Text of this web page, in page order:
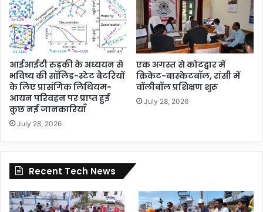
आईआईटी रुड़की के अध्ययन से
भविष्य की सॉलिड-स्टेट बैटरियों
के लिए प्रासंगिक लिथियम-
आयन परिवहन पर प्राप्त हुई
कुछ नई जानकारियाँ
July 28, 2026
एक अगस्त से कोटद्वार में
क्रिकेट-बास्केटबॉल, रांसी में
वॉलीबॉल प्रशिक्षण शुरू
July 28, 2026
Recent Tech News